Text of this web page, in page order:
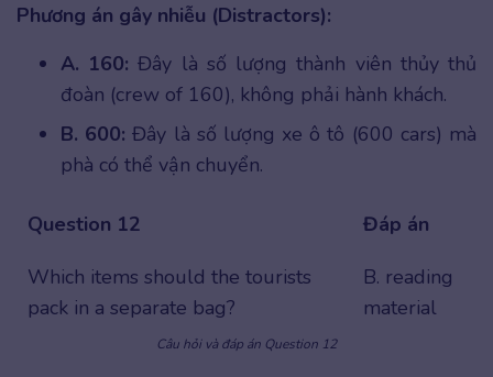
Phương án gây nhiễu (Distractors):
A. 160: Đây là số lượng thành viên thủy thủ
đoàn (crew of 160), không phải hành khách.
B. 600: Đây là số lượng xe ô tô (600 cars) mà
phà có thể vận chuyển.
Question 12
Đáp án
Which items should the tourists
pack in a separate bag?
B. reading
material
Câu hỏi và đáp án Question 12